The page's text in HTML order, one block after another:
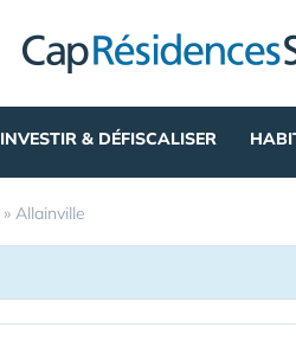
INVESTIR & DÉFISCALISER
» Allainville